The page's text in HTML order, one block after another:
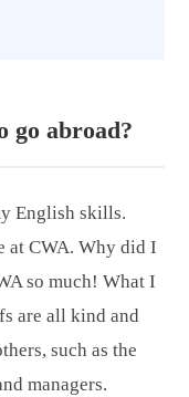
go abroad?
English skills.
at CWA. Why did I
so much! What I
are all kind and
such as the
managers.